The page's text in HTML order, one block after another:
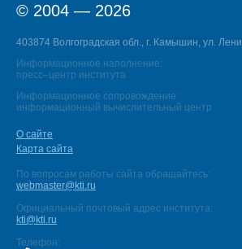
© 2004 — 2026
403874 Волгоградская обл., г. Камышин, ул.
Информационное наполнение:
пресс–центр института
Информационное сопровождение:
информационный вычислительный центр
О сайте
Карта сайта
По вопросам работы сайта обращайтесь:
webmaster@kti.ru
Официальный почтовый адрес института:
kti@kti.ru
Телефон: